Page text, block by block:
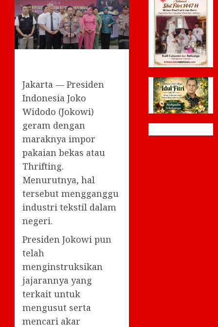
Jakarta — Presiden
Indonesia Joko
Widodo (Jokowi)
geram dengan
maraknya impor
pakaian bekas atau
Thrifting.
Menurutnya, hal
tersebut mengganggu
industri tekstil dalam
negeri.
Presiden Jokowi pun
telah
menginstruksikan
jajarannya yang
terkait untuk
mengusut serta
mencari akar